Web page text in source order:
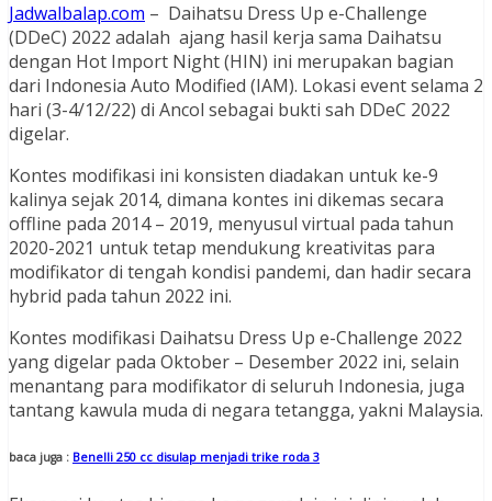
Jadwalbalap.com – Daihatsu Dress Up e-Challenge
(DDeC) 2022 adalah ajang hasil kerja sama Daihatsu
dengan Hot Import Night (HIN) ini merupakan bagian
dari Indonesia Auto Modified (IAM). Lokasi event selama 2
hari (3-4/12/22) di Ancol sebagai bukti sah DDeC 2022
digelar.
Kontes modifikasi ini konsisten diadakan untuk ke-9
kalinya sejak 2014, dimana kontes ini dikemas secara
offline pada 2014 – 2019, menyusul virtual pada tahun
2020-2021 untuk tetap mendukung kreativitas para
modifikator di tengah kondisi pandemi, dan hadir secara
hybrid pada tahun 2022 ini.
Kontes modifikasi Daihatsu Dress Up e-Challenge 2022
yang digelar pada Oktober – Desember 2022 ini, selain
menantang para modifikator di seluruh Indonesia, juga
tantang kawula muda di negara tetangga, yakni Malaysia.
baca juga : Benelli 250 cc disulap menjadi trike roda 3